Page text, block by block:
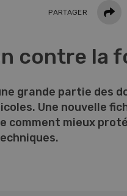
PARTAGER
contre la
grande partie des
Une nouvelle
comment mieux